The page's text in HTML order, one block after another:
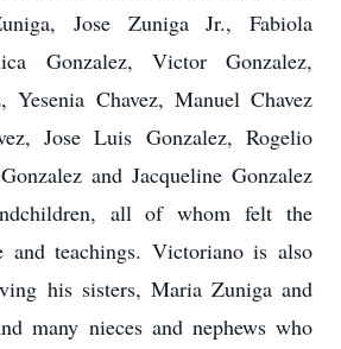
Jose Zuniga Jr., Fabiola
Gonzalez, Victor Gonzalez,
Yesenia Chavez, Manuel Chavez
Jose Luis Gonzalez, Rogelio
and Jacqueline Gonzalez
all of whom felt the
teachings. Victoriano is also
his sisters, Maria Zuniga and
many nieces and nephews who